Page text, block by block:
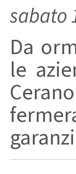
sabato
Da
le